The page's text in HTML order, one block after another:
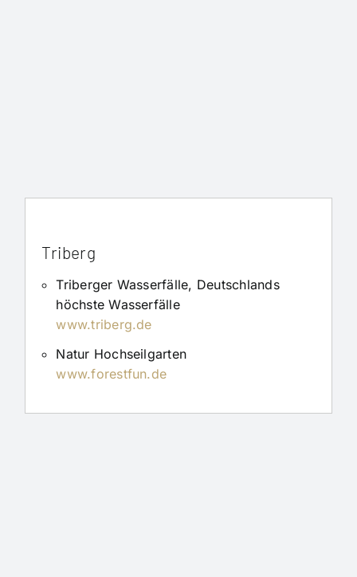
Triberg
Triberger Wasserfälle, Deutschlands
höchste Wasserfälle
www.triberg.de
Natur Hochseilgarten
www.forestfun.de